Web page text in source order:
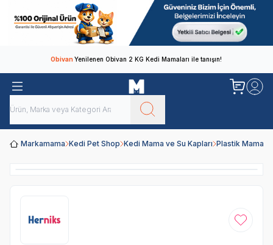
ObivanYenilenen Obivan 2 KG Kedi Mamaları ile tanışın!
Markamama Kedi Pet Shop Kedi Mama ve Su Kapları Plastik Mama
Favoriye